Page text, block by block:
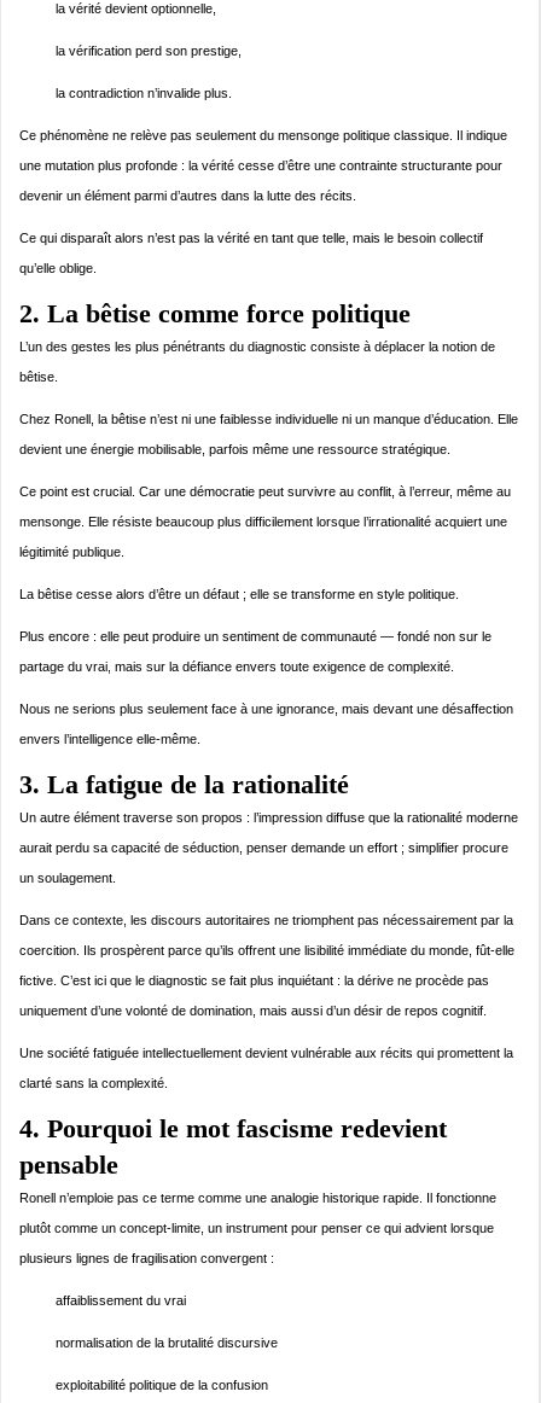
la vérité devient optionnelle,
la vérification perd son prestige,
la contradiction n’invalide plus.
Ce phénomène ne relève pas seulement du mensonge politique classique. Il indique
une mutation plus profonde : la vérité cesse d’être une contrainte structurante pour
devenir un élément parmi d’autres dans la lutte des récits.
Ce qui disparaît alors n’est pas la vérité en tant que telle, mais le besoin collectif
qu’elle oblige.
2. La bêtise comme force politique
L’un des gestes les plus pénétrants du diagnostic consiste à déplacer la notion de
bêtise.
Chez Ronell, la bêtise n’est ni une faiblesse individuelle ni un manque d’éducation. Elle
devient une énergie mobilisable, parfois même une ressource stratégique.
Ce point est crucial. Car une démocratie peut survivre au conflit, à l’erreur, même au
mensonge. Elle résiste beaucoup plus difficilement lorsque l’irrationalité acquiert une
légitimité publique.
La bêtise cesse alors d’être un défaut ; elle se transforme en style politique.
Plus encore : elle peut produire un sentiment de communauté — fondé non sur le
partage du vrai, mais sur la défiance envers toute exigence de complexité.
Nous ne serions plus seulement face à une ignorance, mais devant une désaffection
envers l’intelligence elle-même.
3. La fatigue de la rationalité
Un autre élément traverse son propos : l’impression diffuse que la rationalité moderne
aurait perdu sa capacité de séduction, penser demande un effort ; simplifier procure
un soulagement.
Dans ce contexte, les discours autoritaires ne triomphent pas nécessairement par la
coercition. Ils prospèrent parce qu’ils offrent une lisibilité immédiate du monde, fût-elle
fictive. C’est ici que le diagnostic se fait plus inquiétant : la dérive ne procède pas
uniquement d’une volonté de domination, mais aussi d’un désir de repos cognitif.
Une société fatiguée intellectuellement devient vulnérable aux récits qui promettent la
clarté sans la complexité.
4. Pourquoi le mot fascisme redevient
pensable
Ronell n’emploie pas ce terme comme une analogie historique rapide. Il fonctionne
plutôt comme un concept-limite, un instrument pour penser ce qui advient lorsque
plusieurs lignes de fragilisation convergent :
affaiblissement du vrai
normalisation de la brutalité discursive
exploitabilité politique de la confusion